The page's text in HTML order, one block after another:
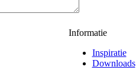
Informatie
Inspiratie
Downloads